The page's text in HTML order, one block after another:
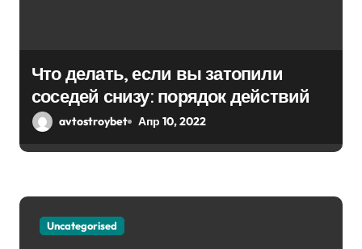
Что делать, если вы затопили
соседей снизу: порядок действий
avtostroybet Апр 10, 2022
Uncategorised